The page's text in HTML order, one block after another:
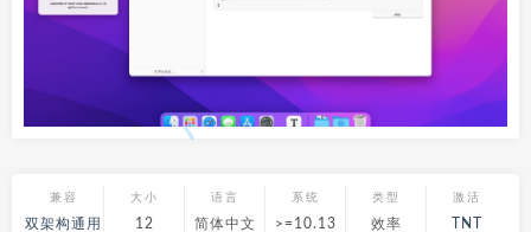
兼容
双架构通用
大小
12
语言
简体中文
系统
>=10.13
类型
效率
激活
TNT